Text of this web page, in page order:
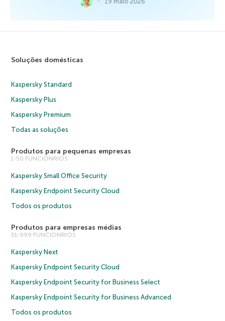
Soluções domésticas
Kaspersky Standard
Kaspersky Plus
Kaspersky Premium
Todas as soluções
Produtos para pequenas empresas
1-50 FUNCIONRIOS
Kaspersky Small Office Security
Kaspersky Endpoint Security Cloud
Todos os produtos
Produtos para empresas médias
51-999 FUNCIONRIOS
Kaspersky Next
Kaspersky Endpoint Security Cloud
Kaspersky Endpoint Security for Business Select
Kaspersky Endpoint Security for Business Advanced
Todos os produtos